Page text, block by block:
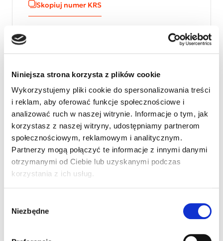
Niniejsza strona korzysta z plików cookie
Wykorzystujemy pliki cookie do spersonalizowania treści
i reklam, aby oferować funkcje społecznościowe i
analizować ruch w naszej witrynie. Informacje o tym, jak
korzystasz z naszej witryny, udostępniamy partnerom
społecznościowym, reklamowym i analitycznym.
Partnerzy mogą połączyć te informacje z innymi danymi
otrzymanymi od Ciebie lub uzyskanymi podczas
korzystania z ich usług.
zgody
Niezbędne
Skopiuj numer KRS
przebytej operacji neurochirurgicznej.